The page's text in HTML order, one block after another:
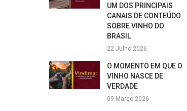
UM DOS PRINCIPAIS
CANAIS DE CONTEÚDO
SOBRE VINHO DO
BRASIL
22 Julho 2026
O MOMENTO EM QUE O
VINHO NASCE DE
VERDADE
09 Março 2026